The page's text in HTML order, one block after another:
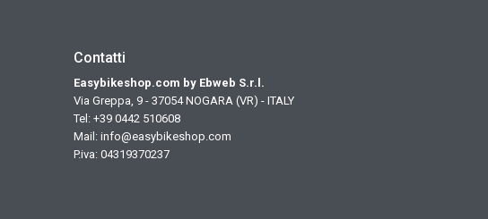
Contatti
Easybikeshop.com by Ebweb S.r.l.
Via Greppa, 9 - 37054 NOGARA (VR) - ITALY
Tel: +39 0442 510608
Mail: info@easybikeshop.com
P.iva: 04319370237